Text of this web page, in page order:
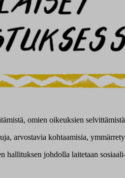
omien oikeuksien
arvostavia kohtaamisia,
hallituksen johdolla laitetaan